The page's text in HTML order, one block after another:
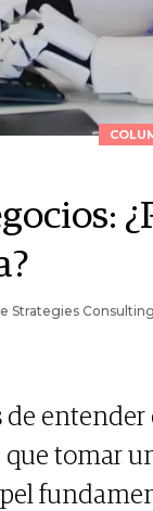
Strategies Consulting
de
que tomar